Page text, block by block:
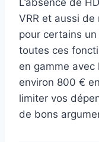
L’absence de
VRR et aussi
pour certains un
toutes ces
en gamme avec
environ 800 €
limiter vos
de bons